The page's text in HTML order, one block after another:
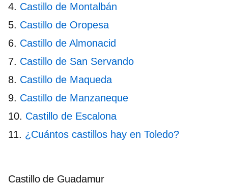
Castillo de Montalbán
Castillo de Oropesa
Castillo de Almonacid
Castillo de San Servando
Castillo de Maqueda
Castillo de Manzaneque
Castillo de Escalona
¿Cuántos castillos hay en Toledo?
Castillo de Guadamur